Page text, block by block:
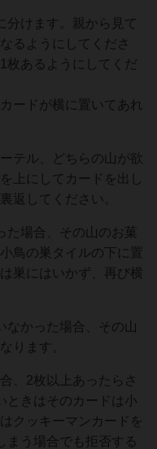
分けます。親から見て
るようにしてくださ
枚あるようにしてくだ
ードが横に置いてあれ
テル、どちらの山が欲
上にしてカードを出し
返してください。
場合、その山のお菓
鳥の巣タイルの下に置
巣にはいかず、再び横
なかった場合、その山
ります。
、2枚以上あったらさ
ときはそのカードは小
クッキーマンカードを
まう場合でも拒否する